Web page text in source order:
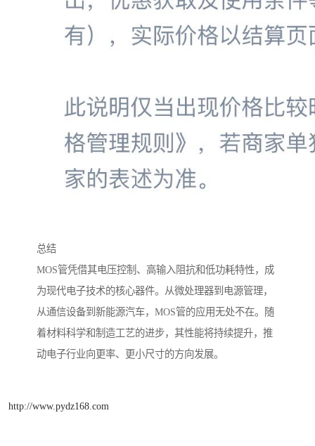
总结
MOS管凭借其电压控制、高输入阻抗和低功耗特性，成
为现代电子技术的核心器件。从微处理器到电源管理，
从通信设备到新能源汽车，MOS管的应用无处不在。随
着材料科学和制造工艺的进步，其性能将持续提升，推
动电子行业向更率、更小尺寸的方向发展。
http://www.pydz168.com